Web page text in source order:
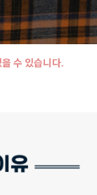
수 있습니다.